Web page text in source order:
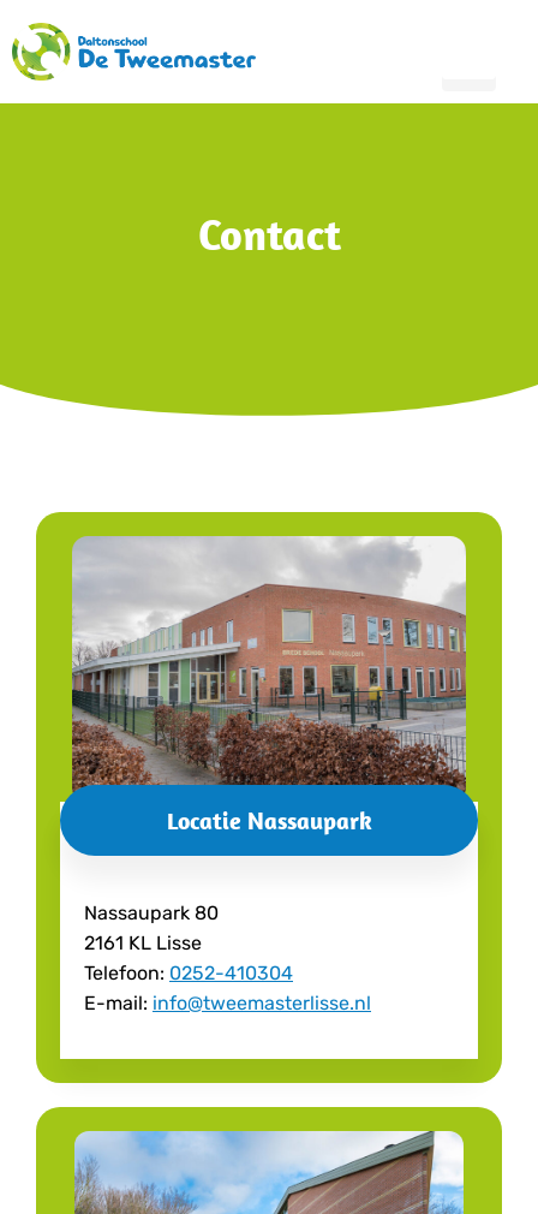
Contact
Locatie Nassaupark
Nassaupark 80
2161 KL Lisse
Telefoon: 0252-410304
E-mail: info@tweemasterlisse.nl